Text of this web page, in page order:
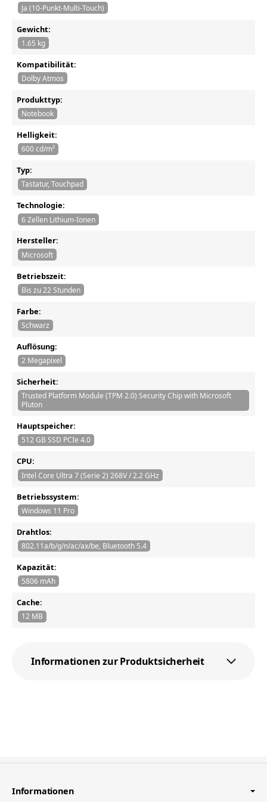
Ja (10-Punkt-Multi-Touch)
Gewicht:
1.65 kg
Kompatibilität:
Dolby Atmos
Produkttyp:
Notebook
Helligkeit:
600 cd/m²
Typ:
Tastatur, Touchpad
Technologie:
6 Zellen Lithium-Ionen
Hersteller:
Microsoft
Betriebszeit:
Bis zu 22 Stunden
Farbe:
Schwarz
Auflösung:
2 Megapixel
Sicherheit:
Trusted Platform Module (TPM 2.0) Security Chip with Microsoft
Pluton
Hauptspeicher:
512 GB SSD PCIe 4.0
CPU:
Intel Core Ultra 7 (Serie 2) 268V / 2.2 GHz
Betriebssystem:
Windows 11 Pro
Drahtlos:
802.11a/b/g/n/ac/ax/be, Bluetooth 5.4
Kapazität:
5806 mAh
Cache:
12 MB
Informationen zur Produktsicherheit
Informationen